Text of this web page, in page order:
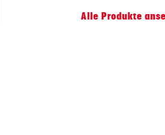
Alle Produkte